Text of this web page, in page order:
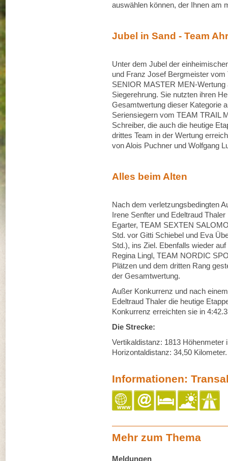
auswählen können, der Ihnen am
Jubel in Sand - Team
Unter dem Jubel der
und Franz Josef Bergmeister
SENIOR MASTER MEN-Wertung
Siegerehrung. Sie nutzten ihren
Gesamtwertung dieser Kategorie
Seriensiegern vom TEAM TRAIL
Schreiber, die auch die heutige
drittes Team in der Wertung
von Alois Puchner und Wolfgang
Alles beim Alten
Nach dem verletzungsbedingten
Irene Senfter und Edeltraud
Egarter, TEAM SEXTEN
Std. vor Gitti Schiebel und Eva
Std.), ins Ziel. Ebenfalls wieder
Regina Lingl, TEAM NORDIC
Plätzen und dem dritten Rang
der Gesamtwertung.
Außer Konkurrenz und nach
Edeltraud Thaler die heutige
Konkurrenz erreichten sie in
Die Strecke:
Vertikaldistanz: 1813 Höhenmeter
Horizontaldistanz: 34,50 Kilometer.
Informationen:
Mehr zum Thema
Meldungen